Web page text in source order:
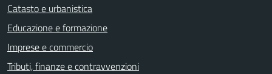
Catasto e urbanistica
Educazione e formazione
Imprese e commercio
Tributi, finanze e contravvenzioni